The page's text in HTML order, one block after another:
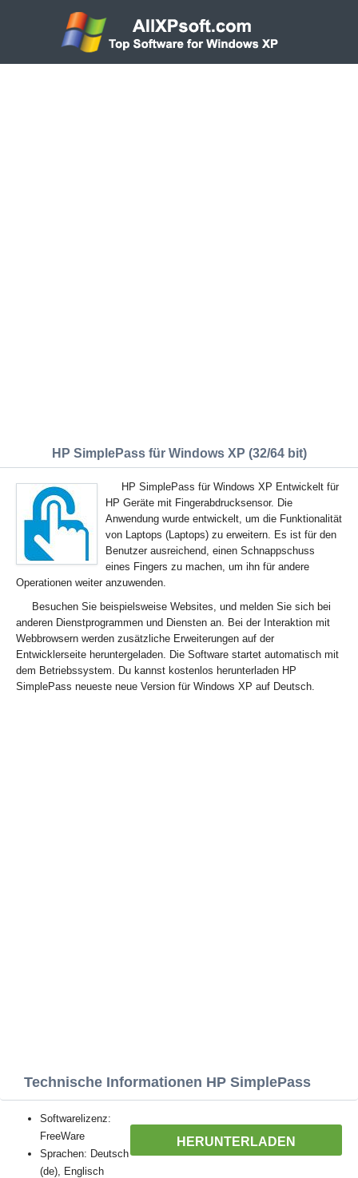
HP SimplePass für Windows XP (32/64 bit)
HP SimplePass für Windows XP Entwickelt für
HP Geräte mit Fingerabdrucksensor. Die
Anwendung wurde entwickelt, um die Funktionalität
von Laptops (Laptops) zu erweitern. Es ist für den
Benutzer ausreichend, einen Schnappschuss
eines Fingers zu machen, um ihn für andere
Operationen weiter anzuwenden.
Besuchen Sie beispielsweise Websites, und melden Sie sich bei
anderen Dienstprogrammen und Diensten an. Bei der Interaktion mit
Webbrowsern werden zusätzliche Erweiterungen auf der
Entwicklerseite heruntergeladen. Die Software startet automatisch mit
dem Betriebssystem. Du kannst kostenlos herunterladen HP
SimplePass neueste neue Version für Windows XP auf Deutsch.
Technische Informationen HP SimplePass
HERUNTERLADEN
Softwarelizenz:
FreeWare
Sprachen: Deutsch
(de), Englisch